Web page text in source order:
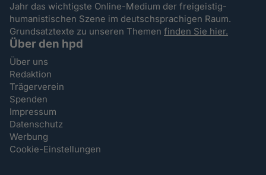
Jahr das wichtigste Online-Medium der freigeistig-
humanistischen Szene im deutschsprachigen Raum.
Grundsatztexte zu unseren Themenfinden Sie hier.
Über den hpd
Über uns
Redaktion
Trägerverein
Spenden
Impressum
Datenschutz
Werbung
Cookie-Einstellungen